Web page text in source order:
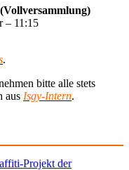
– 11:15
.
bitte alle stets
aus Isgy-Intern.
Projekt der